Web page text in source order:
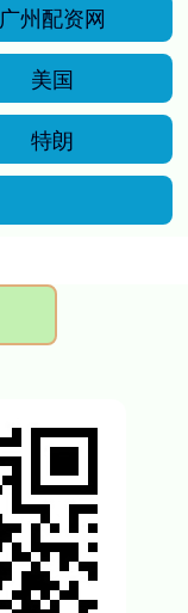
广州配资网
美国
特朗